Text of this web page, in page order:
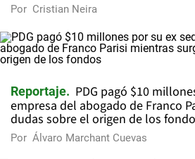
Por Cristian Neira
Reportaje
PDG pagó $10
empresa del abogado de Franco
dudas sobre el origen de los
Por Álvaro Marchant Cuevas